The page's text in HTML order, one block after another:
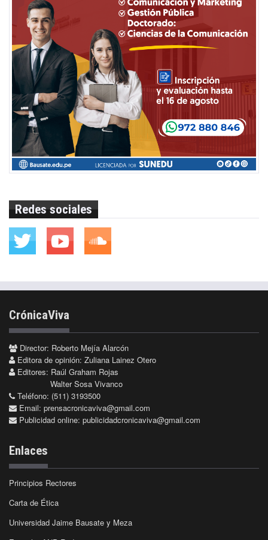
Redes sociales
CrónicaViva
Director: Roberto Mejía Alarcón
Editora de opinión: Zuliana Lainez Otero
Editores: Raúl Graham Rojas
Walter Sosa Vivanco
Teléfono: (511) 3193500
Email: prensacronicaviva@gmail.com
Publicidad online: publicidadcronicaviva@gmail.com
Enlaces
Principios Rectores
Carta de Ética
Universidad Jaime Bausate y Meza